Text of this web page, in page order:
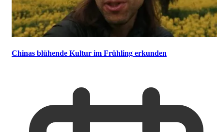
Chinas blühende Kultur im Frühling erkunden